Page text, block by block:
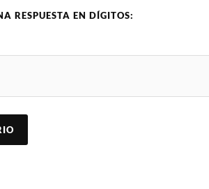
RESPUESTA EN DÍGITOS: